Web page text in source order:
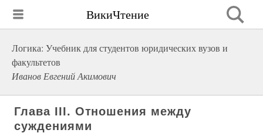
ВикиЧтение
Логика: Учебник для студентов юридических вузов и
факультетов
Иванов Евгений Акимович
Глава III. Отношения между
суждениями